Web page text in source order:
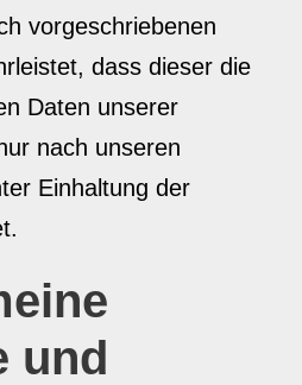
vorgeschriebenen
dass dieser die
Daten unserer
nach unseren
Einhaltung der
und